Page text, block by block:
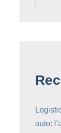
auto: